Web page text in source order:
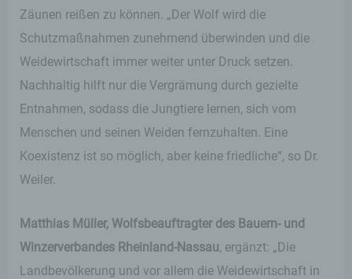
Zäunen reißen zu können. „Der Wolf wird die
Schutzmaßnahmen zunehmend überwinden und die
Weidewirtschaft immer weiter unter Druck setzen.
Nachhaltig hilft nur die Vergrämung durch gezielte
Entnahmen, sodass die Jungtiere lernen, sich vom
Menschen und seinen Weiden fernzuhalten. Eine
Koexistenz ist so möglich, aber keine friedliche“, so Dr.
Weiler.
Matthias Müller, Wolfsbeauftragter des Bauern- und
Winzerverbandes Rheinland-Nassau, ergänzt: „Die
Landbevölkerung und vor allem die Weidewirtschaft in